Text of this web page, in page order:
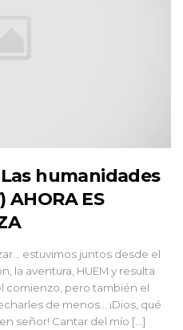
humanidades
AHORA ES
estuvimos juntos desde el
la aventura, HUEM y resulta
comienzo, pero también el
de menos… ¡Dios, qué
señor! Cantar del mío […]